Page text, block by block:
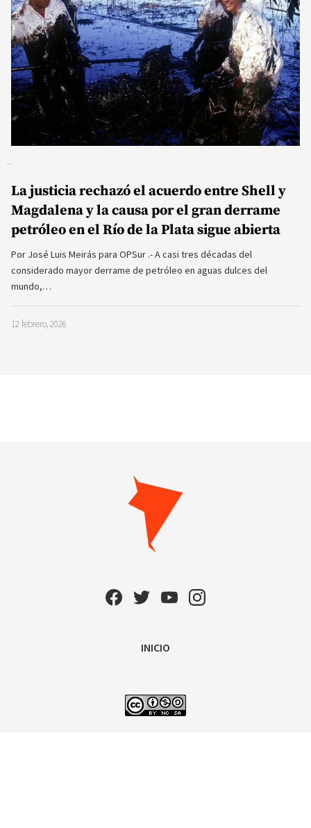
La justicia rechazó el acuerdo entre Shell y
Magdalena y la causa por el gran derrame
petróleo en el Río de la Plata sigue abierta
Por José Luis Meirás para OPSur .- A casi tres décadas del
considerado mayor derrame de petróleo en aguas dulces del
mundo,…
12 febrero, 2026
INICIO